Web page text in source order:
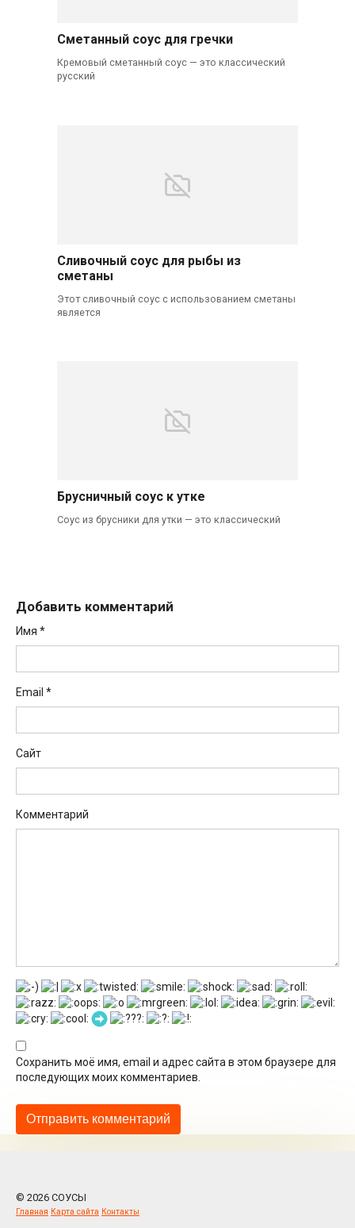
Сметанный соус для гречки
Кремовый сметанный соус — это классический
русский
Сливочный соус для рыбы из
сметаны
Этот сливочный соус с использованием сметаны
является
Брусничный соус к утке
Соус из брусники для утки — это классический
Добавить комментарий
Имя *
Email *
Сайт
Комментарий
Сохранить моё имя, email и адрес сайта в этом браузере для
последующих моих комментариев.
© 2026 СОУСЫ
Главная Карта сайта Контакты